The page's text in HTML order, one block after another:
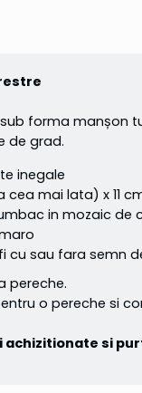
forma manșon
de grad.
inegale
mai lata) x 11
in mozaic de
cu sau fara semn
pereche.
pereche si
si